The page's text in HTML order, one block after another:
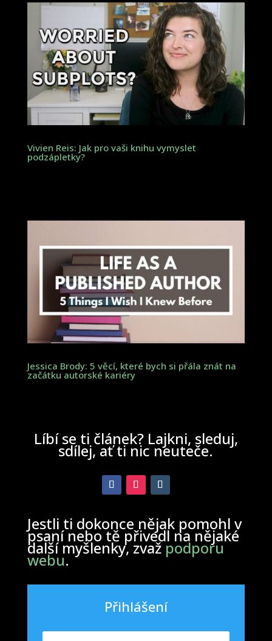
Vivien Reis: Jak pro vaši knihu vymyslet
podzápletky?
Jessica Brody: 5 věcí, které bych si přála znát na
začátku autorské kariéry
Líbí se ti článek? Lajkni, sleduj,
sdílej, ať ti nic neuteče.
Jestli ti dokonce nějak pomohl v
psaní nebo tě přivedl na nějaké
další myšlenky, zvažpodporu
webu.
Přihlášení